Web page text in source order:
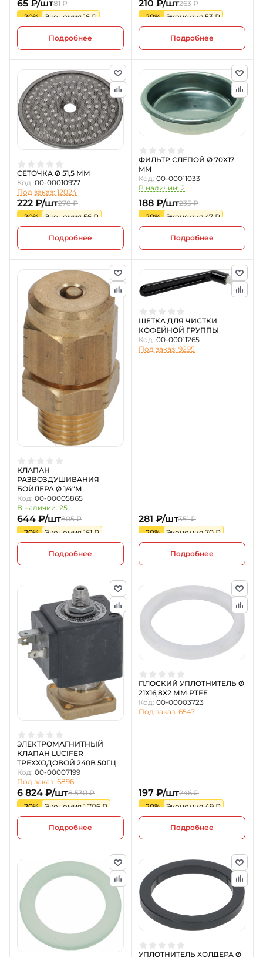
65 ₽/шт81 ₽
-20%
Экономия 16 ₽
Подробнее
210 ₽/шт263 ₽
-20%
Экономия 53 ₽
Подробнее
СЕТОЧКА Ø 51,5 ММ
Код: 00-00010977
Под заказ: 12024
222 ₽/шт278 ₽
-20%
Экономия 56 ₽
Подробнее
ФИЛЬТР СЛЕПОЙ Ø 70X17
MM
Код: 00-00011033
В наличии: 2
188 ₽/шт235 ₽
-20%
Экономия 47 ₽
Подробнее
КЛАПАН
РАЗВОЗДУШИВАНИЯ
БОЙЛЕРА Ø 1/4"M
Код: 00-00005865
В наличии: 25
644 ₽/шт805 ₽
-20%
Экономия 161 ₽
Подробнее
ЩЕТКА ДЛЯ ЧИСТКИ
КОФЕЙНОЙ ГРУППЫ
Код: 00-00011265
Под заказ: 9295
281 ₽/шт351 ₽
-20%
Экономия 70 ₽
Подробнее
ЭЛЕКТРОМАГНИТНЫЙ
КЛАПАН LUCIFER
ТРЕХХОДОВОЙ 240В 50ГЦ
Код: 00-00007199
Под заказ: 6896
6 824 ₽/шт8 530 ₽
-20%
Экономия 1 706 ₽
Подробнее
ПЛОСКИЙ УПЛОТНИТЕЛЬ Ø
21X16,8X2 ММ PTFE
Код: 00-00003723
Под заказ: 6547
197 ₽/шт246 ₽
-20%
Экономия 49 ₽
Подробнее
УПЛОТНИТЕЛЬ ХОЛДЕРА Ø